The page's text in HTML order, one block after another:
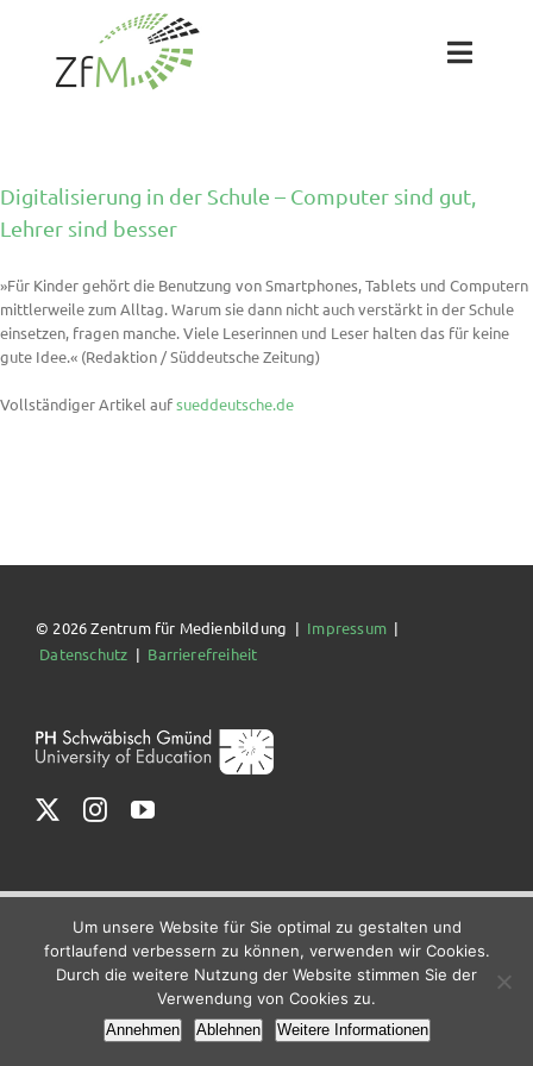
springen
Toggle
Team
Projekte
Digitalisierung in der Schule – Computer sind gut,
Lehrer sind besser
»Für Kinder gehört die Benutzung von Smartphones, Tablets und Computern
mittlerweile zum Alltag. Warum sie dann nicht auch verstärkt in der Schule
einsetzen, fragen manche. Viele Leserinnen und Leser halten das für keine
gute Idee.« (Redaktion / Süddeutsche Zeitung)
Vollständiger Artikel aufsueddeutsche.de
© 2026 Zentrum für Medienbildung | Impressum|
Datenschutz | Barrierefreiheit
Um unsere Website für Sie optimal zu gestalten und
fortlaufend verbessern zu können, verwenden wir Cookies.
Durch die weitere Nutzung der Website stimmen Sie der
Verwendung von Cookies zu.
Annehmen Ablehnen Weitere Informationen